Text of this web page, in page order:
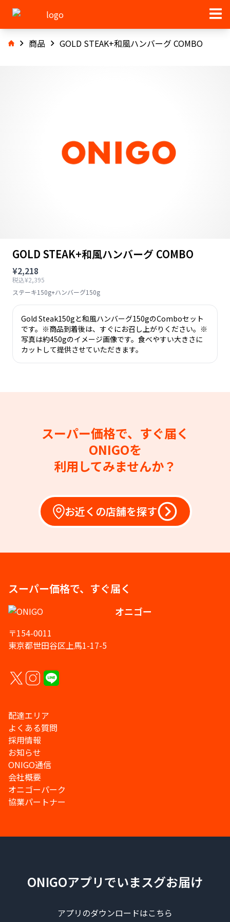
商品 GOLD STEAK+和風ハンバーグ COMBO
GOLD STEAK+和風ハンバーグ COMBO
¥2,218
税込¥2,395
ステーキ150g+ハンバーグ150g
Gold Steak150gと和風ハンバーグ150gのComboセット
です。※商品到着後は、すぐにお召し上がりください。※
写真は約450gのイメージ画像です。食べやすい大きさに
カットして提供させていただきます。
スーパー価格で、すぐ届く
ONIGOを
利用してみませんか？
お近くの店舗を探す
スーパー価格で、すぐ届く
オニゴー
〒154-0011
東京都世田谷区上馬1-17-5
配達エリア
よくある質問
採用情報
お知らせ
ONIGO通信
会社概要
オニゴーパーク
協業パートナー
ONIGOアプリでいまスグお届け
アプリのダウンロードはこちら